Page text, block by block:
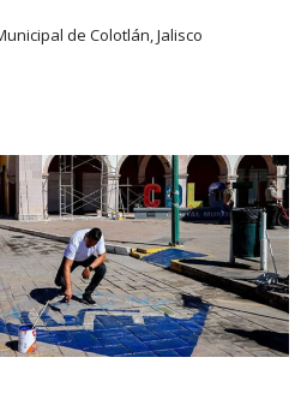
de Colotlán, Jalisco